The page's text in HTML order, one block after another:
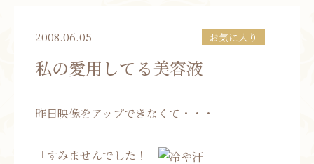
お問い合わせ
2008.06.05 お気に入り
私の愛用してる美容液
昨日映像をアップできなくて・・・
「すみませんでした！」